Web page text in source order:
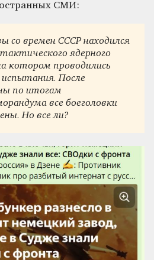
СМИ:
со времен СССР находился
ядерного
котором проводились
После
по итогам
все боеголовки
Но все ли?